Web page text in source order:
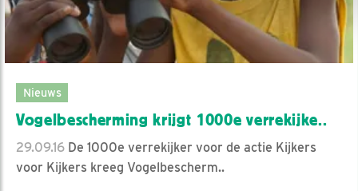
Nieuws
Vogelbescherming krijgt 1000e verrekijke..
29.09.16 De 1000e verrekijker voor de actie Kijkers
voor Kijkers kreeg Vogelbescherm..